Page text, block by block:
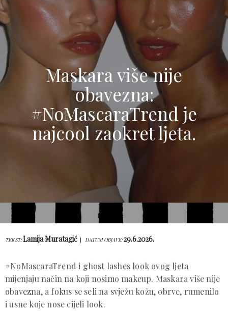
Maskara više nije
obavezna:
#NoMascaraTrend je
najcool zaokret ljeta.
TEKST:Lamija Muratagić DATUM OBJAVE:29.6.2026.
#NoMascaraTrend i ghost lashes look ovog ljeta
mijenjaju način na koji nosimo makeup. Maskara više nije
obavezna, a fokus se seli na svježu kožu, obrve, rumenilo
i usne koje nose cijeli look.